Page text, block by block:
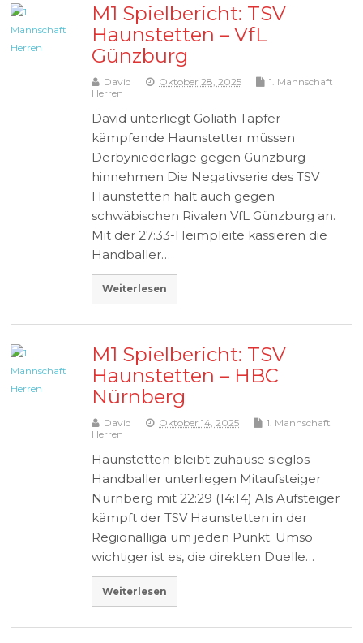
M1 Spielbericht: TSV
Haunstetten – VfL
Günzburg
David Oktober 28, 2025
1. Mannschaft
Herren
David unterliegt Goliath Tapfer
kämpfende Haunstetter müssen
Derbyniederlage gegen Günzburg
hinnehmen Die Negativserie des TSV
Haunstetten hält auch gegen
schwäbischen Rivalen VfL Günzburg an.
Mit der 27:33-Heimpleite kassieren die
Handballer…
Weiterlesen
M1 Spielbericht: TSV
Haunstetten – HBC
Nürnberg
David Oktober 14, 2025
1. Mannschaft
Herren
Haunstetten bleibt zuhause sieglos
Handballer unterliegen Mitaufsteiger
Nürnberg mit 22:29 (14:14) Als Aufsteiger
kämpft der TSV Haunstetten in der
Regionalliga um jeden Punkt. Umso
wichtiger ist es, die direkten Duelle…
Weiterlesen